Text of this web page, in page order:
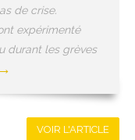
de crise.
expérimenté
durant les grèves
→
VOIR L'ARTICLE